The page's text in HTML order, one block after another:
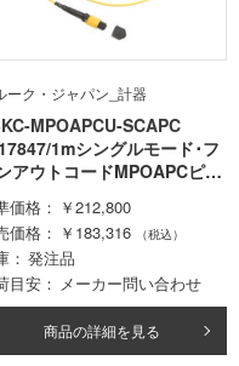
ーク・ジャパン_計器
MPOAPCU-SCAPC
1mシングルモード･フ
アウトコードMPOAPCピン
コ
価格
￥212,800
価格
￥183,316 （税込）
発注品
目安
メーカー問い合わせ
商品の詳細を見る